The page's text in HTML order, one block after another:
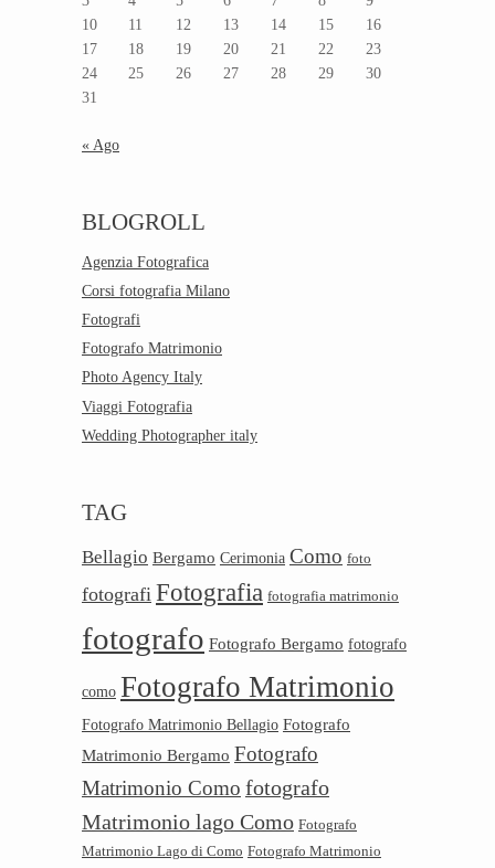
10
11 12 13 14 15
16
17
18 19 20 21 22
23
24
25 26 27 28 29
30
31
« Ago
BLOGROLL
Agenzia Fotografica
Corsi fotografia Milano
Fotografi
Fotografo Matrimonio
Photo Agency Italy
Viaggi Fotografia
Wedding Photographer italy
TAG
Bellagio Bergamo Cerimonia Como foto
fotografi Fotografia fotografia matrimonio
fotografo Fotografo Bergamo fotografo
como Fotografo Matrimonio
Fotografo Matrimonio Bellagio Fotografo
Matrimonio Bergamo Fotografo
Matrimonio Como fotografo
Matrimonio lago Como Fotografo
Matrimonio Lago di Como Fotografo Matrimonio